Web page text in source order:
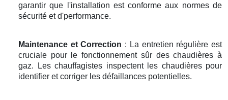
garantir que l'installation est conforme aux normes de
sécurité et d'performance.
Maintenance et Correction : La entretien régulière est
cruciale pour le fonctionnement sûr des chaudières à
gaz. Les chauffagistes inspectent les chaudières pour
identifier et corriger les défaillances potentielles.